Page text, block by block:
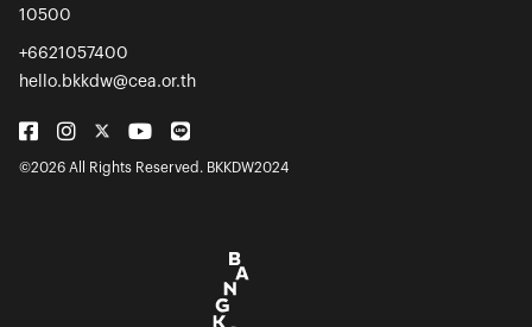
10500
+6621057400
hello.bkkdw@cea.or.th
©2026 All Rights Reserved. BKKDW2024